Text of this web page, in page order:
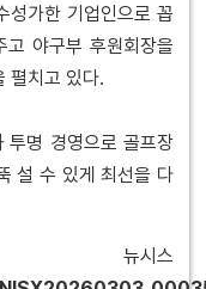
성가한 기업인으로 꼽
고 야구부 후원회장을
펼치고 있다.
투명 경영으로 골프장
설 수 있게 최선을 다
시스